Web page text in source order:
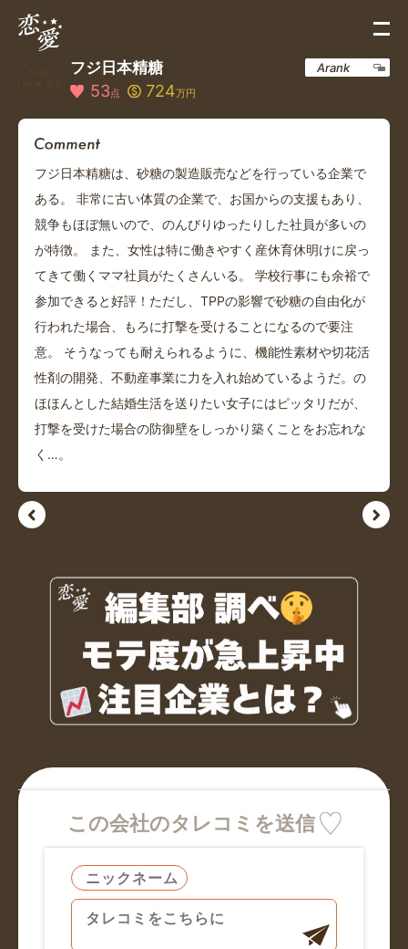
フジ日本精糖
53点 724万円
Arank
フジ日本精糖は、砂糖の製造販売などを行っている企業で
ある。 非常に古い体質の企業で、お国からの支援もあり、
競争もほぼ無いので、のんびりゆったりした社員が多いの
が特徴。 また、女性は特に働きやすく産休育休明けに戻っ
てきて働くママ社員がたくさんいる。 学校行事にも余裕で
参加できると好評！ただし、TPPの影響で砂糖の自由化が
行われた場合、もろに打撃を受けることになるので要注
意。 そうなっても耐えられるように、機能性素材や切花活
性剤の開発、不動産事業に力を入れ始めているようだ。の
ほほんとした結婚生活を送りたい女子にはピッタリだが、
打撃を受けた場合の防御壁をしっかり築くことをお忘れな
く…。
この会社のタレコミを送信